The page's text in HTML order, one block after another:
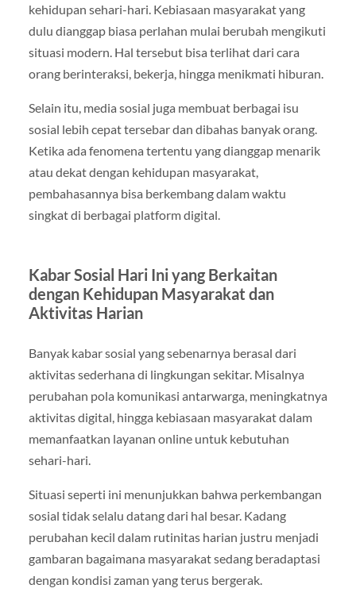
kehidupan sehari-hari. Kebiasaan masyarakat yang
dulu dianggap biasa perlahan mulai berubah mengikuti
situasi modern. Hal tersebut bisa terlihat dari cara
orang berinteraksi, bekerja, hingga menikmati hiburan.
Selain itu, media sosial juga membuat berbagai isu
sosial lebih cepat tersebar dan dibahas banyak orang.
Ketika ada fenomena tertentu yang dianggap menarik
atau dekat dengan kehidupan masyarakat,
pembahasannya bisa berkembang dalam waktu
singkat di berbagai platform digital.
Kabar Sosial Hari Ini yang Berkaitan
dengan Kehidupan Masyarakat dan
Aktivitas Harian
Banyak kabar sosial yang sebenarnya berasal dari
aktivitas sederhana di lingkungan sekitar. Misalnya
perubahan pola komunikasi antarwarga, meningkatnya
aktivitas digital, hingga kebiasaan masyarakat dalam
memanfaatkan layanan online untuk kebutuhan
sehari-hari.
Situasi seperti ini menunjukkan bahwa perkembangan
sosial tidak selalu datang dari hal besar. Kadang
perubahan kecil dalam rutinitas harian justru menjadi
gambaran bagaimana masyarakat sedang beradaptasi
dengan kondisi zaman yang terus bergerak.